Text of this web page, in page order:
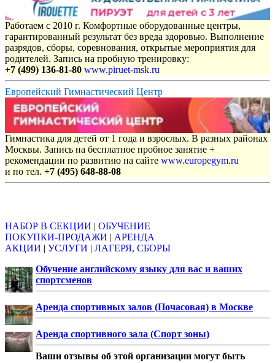
Работаем с 2010 г. Комфортные оборудованные центры,
гарантированный результат без вреда здоровью. Выполнение
разрядов, сборы, соревнования, открытые мероприятия для
родителей. Запись на пробную тренировку:
+7 (499) 136-81-80 www.piruet-msk.ru
Европейский Гимнастический Центр
Гимнастика для детей от 1 года и взрослых. В разных районах
Москвы. Запись на бесплатное пробное занятие +
рекомендации по развитию на сайте www.europegym.ru
и по тел. +7 (495) 648-88-08
НАБОР В СЕКЦИИ | ОБУЧЕНИЕ
ПОКУПКИ-ПРОДАЖИ | АРЕНДА
АКЦИИ | УСЛУГИ | ЛАГЕРЯ, СБОРЫ
Обучение английскому языку для вас и ваших
спортсменов
Аренда спортивных залов (Почасовая) в Москве
Аренда спортивного зала (Спорт зоны)
Ваши отзывы об этой организации могут быть